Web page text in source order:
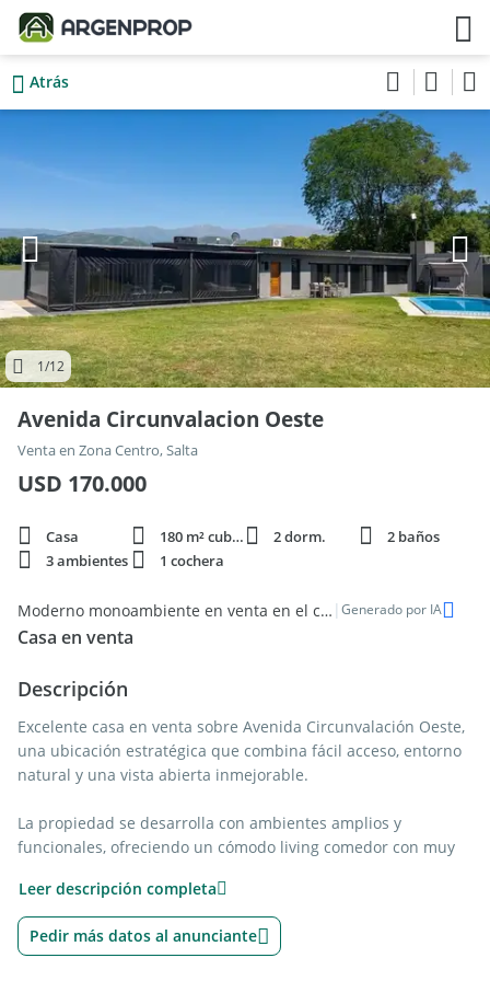
Atrás
1/12
Avenida Circunvalacion Oeste
Venta en Zona Centro, Salta
USD 170.000
Casa 180 m² cubie. 2 dorm.
2 baños
3 ambientes
1 cochera
Moderno monoambiente en venta en el corazón del centro de Salta | Generado por IA
Casa en venta
Descripción
Excelente casa en venta sobre Avenida Circunvalación Oeste,
una ubicación estratégica que combina fácil acceso, entorno
natural y una vista abierta inmejorable.
La propiedad se desarrolla con ambientes amplios y
funcionales, ofreciendo un cómodo living comedor con muy
independiente, dos dormitorios confortables, un baño
completo y un toilette. En el exterior, se destaca una galería
cubierta con parrilla, ideal para disfrutar reuniones y
Leer descripción completa
Pedir más datos al anunciante